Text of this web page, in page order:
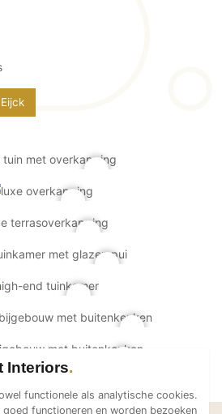
Interiors
functionele als analytische cookies.
functioneren en worden bezoeken